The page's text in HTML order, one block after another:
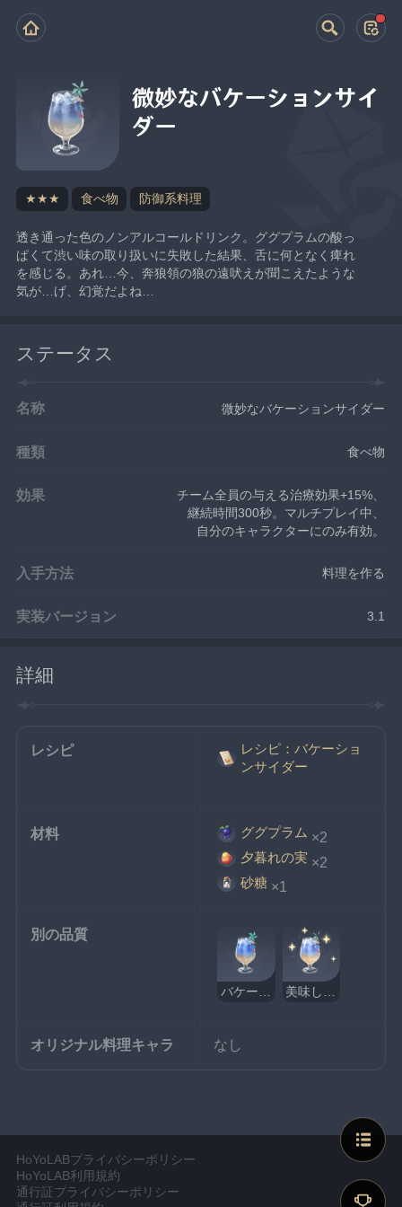
微妙なバケーションサイ
ダー
★★★ 食べ物 防御系料理
透き通った色のノンアルコールドリンク。ググプラムの酸っ
ぱくて渋い味の取り扱いに失敗した結果、舌に何となく痺れ
を感じる。あれ…今、奔狼領の狼の遠吠えが聞こえたような
気が…げ、幻覚だよね…
ステータス
名称 微妙なバケーションサイダー
種類 食べ物
効果
チーム全員の与える治療効果+15%、
継続時間300秒。マルチプレイ中、
自分のキャラクターにのみ有効。
入手方法 料理を作る
実装バージョン 3.1
詳細
レシピ
レシピ：バケーショ
ンサイダー
材料 ググプラム ×2
夕暮れの実 ×2
砂糖 ×1
別の品質
オリジナル料理キャラ なし
HoYoLABプライバシーポリシー
HoYoLAB利用規約
通行証プライバシーポリシー